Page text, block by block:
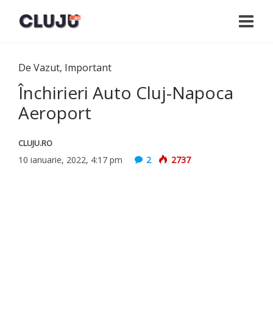
De Vazut, Important
Închirieri Auto Cluj-Napoca
Aeroport
CLUJU.RO
10 ianuarie, 2022, 4:17 pm 2 2737